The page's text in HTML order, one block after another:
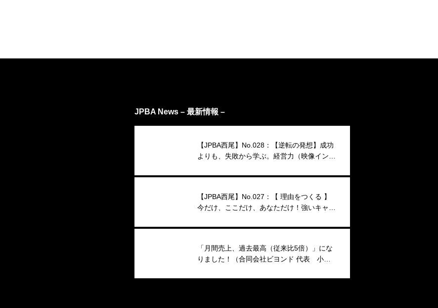
JPBA News – 最新情報 –
【JPBA西尾】No.028：【逆転の発想】成功
よりも、失敗から学ぶ。経営力（映像インタ
【JPBA西尾】No.027：【 理由をつくる 】
今だけ、ここだけ、あなただけ！強いキャン
「月間売上、過去最高（従来比5倍）」にな
りました！（合同会社ビヨンド 代表 小澤